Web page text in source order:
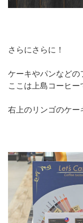
さらにさらに！
ケーキやパンなどの
ここは上島コーヒー
右上のリンゴのケー